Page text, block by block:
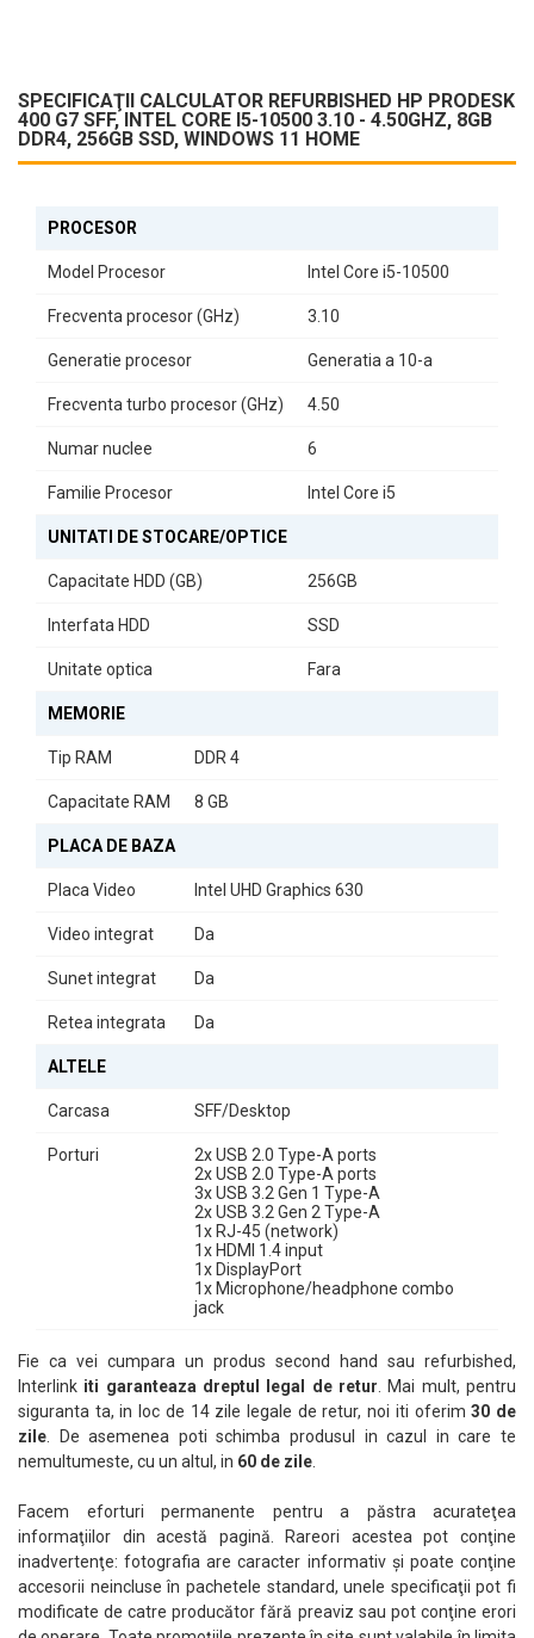
SPECIFICAŢII CALCULATOR REFURBISHED HP PRODESK
400 G7 SFF, INTEL CORE I5-10500 3.10 - 4.50GHZ, 8GB
DDR4, 256GB SSD, WINDOWS 11 HOME
PROCESOR
Model Procesor Intel Core i5-10500
Frecventa procesor (GHz) 3.10
Generatie procesor Generatia a 10-a
Frecventa turbo procesor (GHz) 4.50
Numar nuclee 6
Familie Procesor Intel Core i5
UNITATI DE STOCARE/OPTICE
Capacitate HDD (GB) 256GB
Interfata HDD SSD
Unitate optica Fara
MEMORIE
Tip RAM DDR 4
Capacitate RAM 8 GB
PLACA DE BAZA
Placa Video Intel UHD Graphics 630
Video integrat Da
Sunet integrat Da
Retea integrata Da
ALTELE
Carcasa SFF/Desktop
Porturi
2x USB 2.0 Type-A ports
2x USB 2.0 Type-A ports
3x USB 3.2 Gen 1 Type-A
2x USB 3.2 Gen 2 Type-A
1x RJ-45 (network)
1x HDMI 1.4 input
1x DisplayPort
1x Microphone/headphone combo
jack
Fie ca vei cumpara un produs second hand sau refurbished,
Interlink iti garanteaza dreptul legal de retur . Mai mult, pentru
siguranta ta, in loc de 14 zile legale de retur, noi iti oferim30 de
zile . De asemenea poti schimba produsul in cazul in care te
nemultumeste, cu un altul, in 60 de zile
Facem eforturi permanente pentru a păstra acurateţea
informaţiilor din acestă pagină. Rareori acestea pot conţine
inadvertenţe: fotografia are caracter informativ şi poate conţine
accesorii neincluse în pachetele standard, unele specificaţii pot fi
modificate de catre producător fără preaviz sau pot conţine erori